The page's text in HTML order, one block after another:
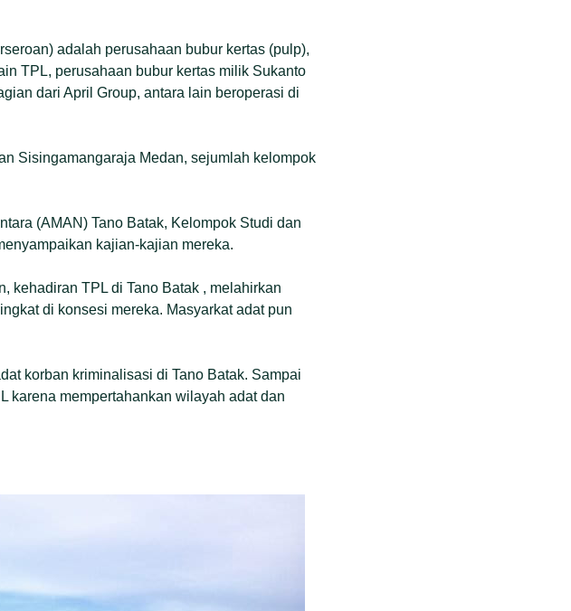
adalah perusahaan bubur kertas (pulp),
TPL, perusahaan bubur kertas milik Sukanto
dari April Group, antara lain beroperasi di
Sisingamangaraja Medan, sejumlah kelompok
(AMAN) Tano Batak, Kelompok Studi dan
kajian-kajian mereka.
kehadiran TPL di Tano Batak , melahirkan
di konsesi mereka. Masyarkat adat pun
korban kriminalisasi di Tano Batak. Sampai
karena mempertahankan wilayah adat dan